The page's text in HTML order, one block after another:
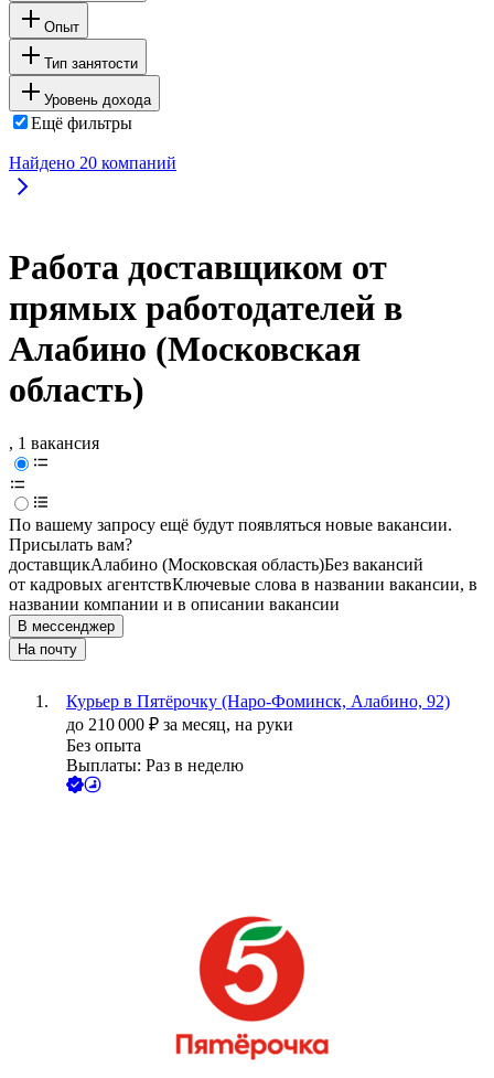
Опыт
Тип занятости
Уровень дохода
Ещё фильтры
Найдено 20 компаний
Работа доставщиком от
прямых работодателей в
Алабино (Московская
область)
, 1 вакансия
По вашему запросу ещё будут появляться новые вакансии.
Присылать вам?
доставщикАлабино (Московская область)Без вакансий
от кадровых агентствКлючевые слова в названии вакансии, в
названии компании и в описании вакансии
В мессенджер
На почту
Курьер в Пятёрочку (Наро-Фоминск, Алабино, 92)
до 210 000 ₽ за месяц, на руки
Без опыта
Выплаты: Раз в неделю